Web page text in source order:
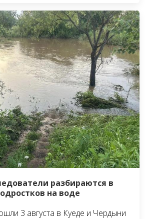
разбираются в
на воде
3 августа в Куеде и Чердыни